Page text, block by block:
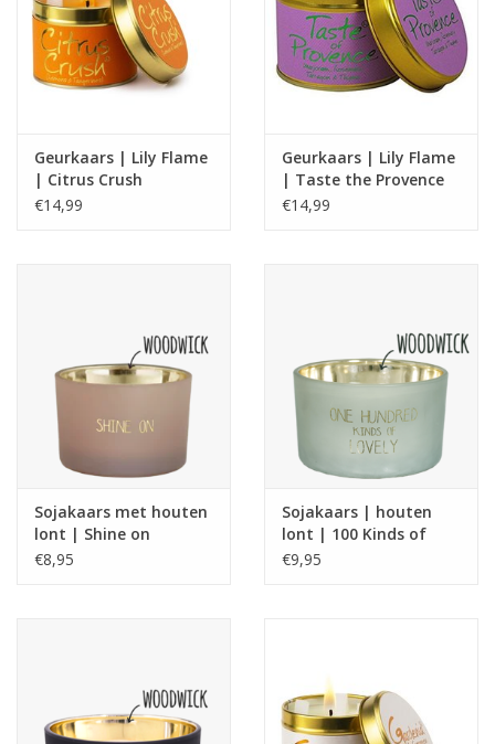
Geurkaars | Lily Flame
| Citrus Crush
€14,99
Geurkaars | Lily Flame
| Taste the Provence
€14,99
Sojakaars met houten
lont | Shine on
€8,95
Sojakaars | houten
lont | 100 Kinds of
Lovely
€9,95